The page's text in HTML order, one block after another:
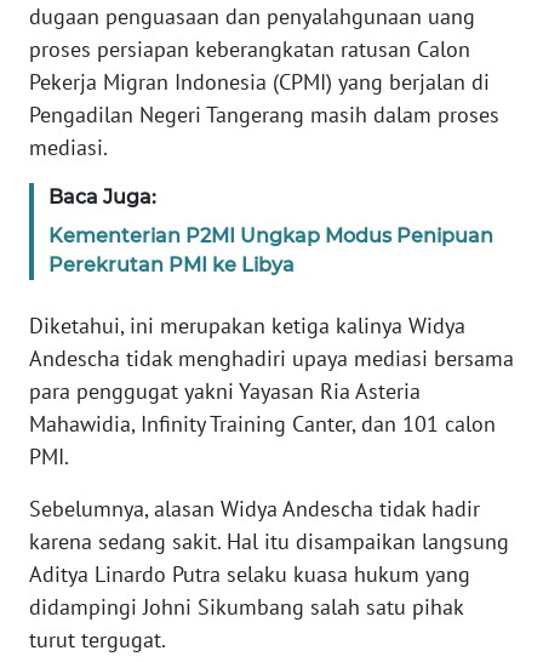
dugaan penguasaan dan penyalahgunaan uang
proses persiapan keberangkatan ratusan Calon
Pekerja Migran Indonesia (CPMI) yang berjalan di
Pengadilan Negeri Tangerang masih dalam proses
mediasi.
Baca Juga:
Kementerian P2MI Ungkap Modus Penipuan
Perekrutan PMI ke Libya
Diketahui, ini merupakan ketiga kalinya Widya
Andescha tidak menghadiri upaya mediasi bersama
para penggugat yakni Yayasan Ria Asteria
Mahawidia, Infinity Training Canter, dan 101 calon
PMI.
Sebelumnya, alasan Widya Andescha tidak hadir
karena sedang sakit. Hal itu disampaikan langsung
Aditya Linardo Putra selaku kuasa hukum yang
didampingi Johni Sikumbang salah satu pihak
turut tergugat.
TENTANG
KAMI
PEDOMAN
MEDIA
REDAKSI
DISCLAIMER
Wahana
News
Regional
WN
WN
JAKARTA